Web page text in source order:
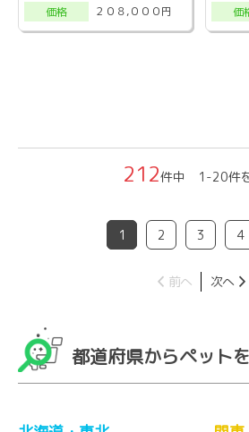
価格
２０８,０００円
価
212件中 1-20件
1 2 3 4
前へ 次へ
都道府県からペット